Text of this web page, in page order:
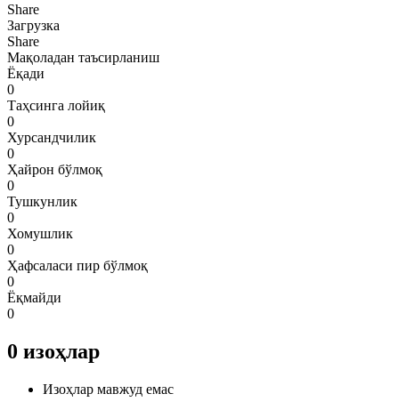
Share
Загрузка
Share
Мақоладан таъсирланиш
Ёқади
0
Таҳсинга лойиқ
0
Хурсандчилик
0
Ҳайрон бўлмоқ
0
Тушкунлик
0
Хомушлик
0
Ҳафсаласи пир бўлмоқ
0
Ёқмайди
0
0 изоҳлар
Изоҳлар мавжуд емас